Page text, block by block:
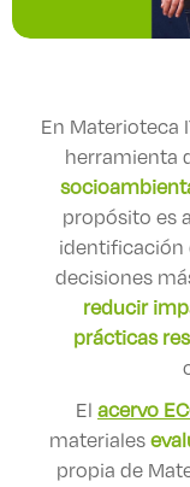
Becas
Sustentabilidad
En Materioteca
herramienta
propósito es
identificación
decisiones
reducir
prácticas
El acervo
materiales
propia de